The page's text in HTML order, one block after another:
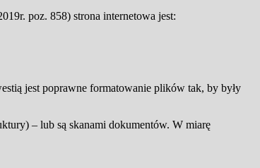
poz. 858) strona internetowa jest:
jest poprawne formatowanie plików tak, by były
– lub są skanami dokumentów. W miarę